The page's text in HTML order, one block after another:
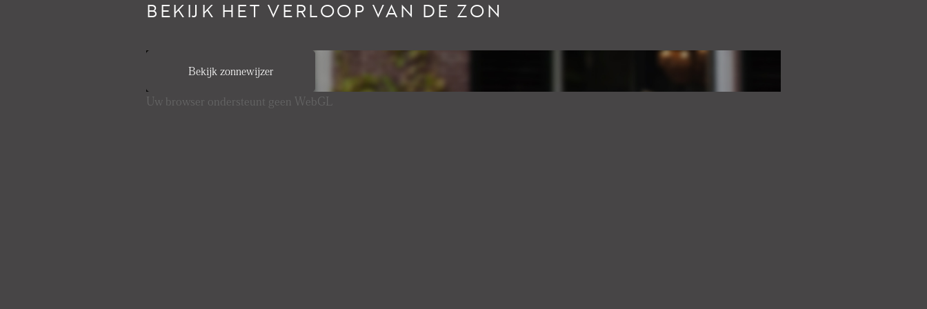
BEKIJK HET VERLOOP VAN DE ZON
Bekijk zonnewijzer
Uw browser ondersteunt geen WebGL